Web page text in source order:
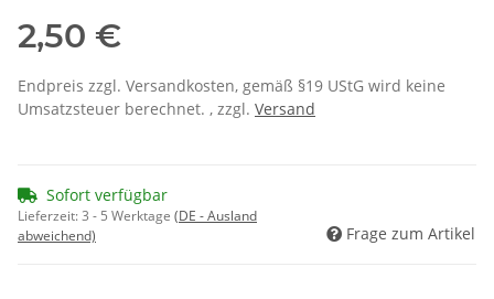
2,50 €
Endpreis zzgl. Versandkosten, gemäß §19 UStG wird keine
Umsatzsteuer berechnet. , zzgl. Versand
Sofort verfügbar
Lieferzeit:3 - 5 Werktage (DE - Ausland
abweichend)
Frage zum Artikel